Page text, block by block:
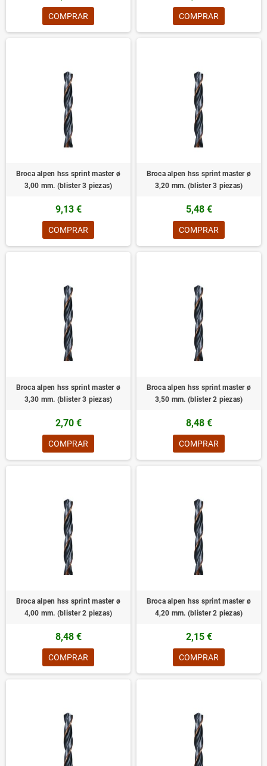
COMPRAR COMPRAR
Broca alpen hss sprint master ø
3,00 mm. (blister 3 piezas)
9,13 €
COMPRAR
Broca alpen hss sprint master ø
3,20 mm. (blister 3 piezas)
5,48 €
COMPRAR
Broca alpen hss sprint master ø
3,30 mm. (blister 3 piezas)
2,70 €
COMPRAR
Broca alpen hss sprint master ø
3,50 mm. (blister 2 piezas)
8,48 €
COMPRAR
Broca alpen hss sprint master ø
4,00 mm. (blister 2 piezas)
8,48 €
COMPRAR
Broca alpen hss sprint master ø
4,20 mm. (blister 2 piezas)
2,15 €
COMPRAR